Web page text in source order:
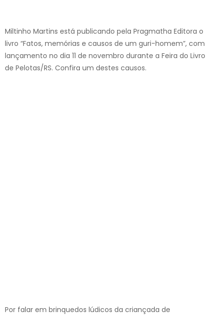
Miltinho Martins está publicando pela Pragmatha Editora o
livro “Fatos, memórias e causos de um guri-homem”, com
lançamento no dia 11 de novembro durante a Feira do Livro
de Pelotas/RS. Confira um destes causos.
Por falar em brinquedos lúdicos da criançada de